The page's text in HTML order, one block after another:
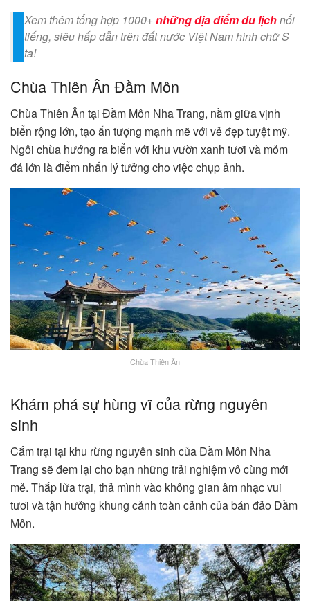
Xem thêm tổng hợp 1000+những địa điểm du lịchnổi
tiếng, siêu hấp dẫn trên đất nước Việt Nam hình chữ S
ta!
Chùa Thiên Ân Đầm Môn
Chùa Thiên Ân tại Đầm Môn Nha Trang, nằm giữa vịnh
biển rộng lớn, tạo ấn tượng mạnh mẽ với vẻ đẹp tuyệt mỹ.
Ngôi chùa hướng ra biển với khu vườn xanh tươi và mỏm
đá lớn là điểm nhấn lý tưởng cho việc chụp ảnh.
Chùa Thiên Ân
Khám phá sự hùng vĩ của rừng nguyên
sinh
Cắm trại tại khu rừng nguyên sinh của Đầm Môn Nha
Trang sẽ đem lại cho bạn những trải nghiệm vô cùng mới
mẻ. Thắp lửa trại, thả mình vào không gian âm nhạc vui
tươi và tận hưởng khung cảnh toàn cảnh của bán đảo Đầm
Môn.